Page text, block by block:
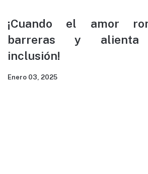
¡Cuando el amor
barreras y
inclusión!
Enero 03, 2025